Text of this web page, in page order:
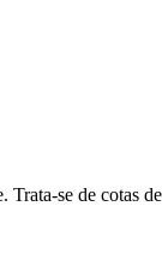
Trata-se de cotas